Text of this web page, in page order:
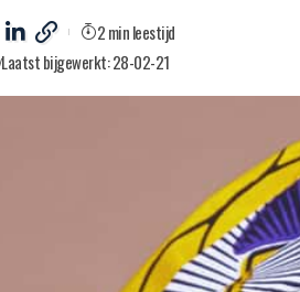
Laatst bijgewerkt: 28-02-21
2 min leestijd